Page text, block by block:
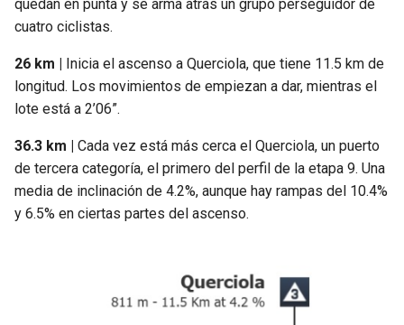
quedan en punta y se arma atrás un grupo perseguidor de
cuatro ciclistas.
26 km |
Inicia el ascenso a Querciola, que tiene 11.5 km de
longitud. Los movimientos de empiezan a dar, mientras el
lote está a 2’06”.
36.3 km | Cada vez está más cerca el Querciola, un puerto
de tercera categoría, el primero del perfil de la etapa 9. Una
media de inclinación de 4.2%, aunque hay rampas del 10.4%
y 6.5% en ciertas partes del ascenso.